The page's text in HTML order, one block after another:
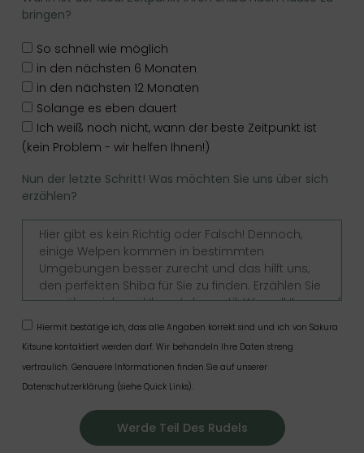
bringen?
So schnell wie möglich
in den nächsten 6 Monaten
in den nächsten 12 Monaten
Solange es eben dauert
Ich weiß noch nicht, wann der beste Zeitpunkt ist
(kein Problem - wir helfen Ihnen!)
Nun der letzte Schritt! Was möchten Sie uns über sich
erzählen?
Hiermit bestätige ich, dass alle Angaben korrekt sind und ich von Sakura
Kitsune kontaktiert werden darf. Wir behandeln Ihre Daten streng
vertraulich. Genauere Informationen finden Sie auf unserer
Datenschutzerklärung (siehe Quick Links).
Werde Teil Des Rudels